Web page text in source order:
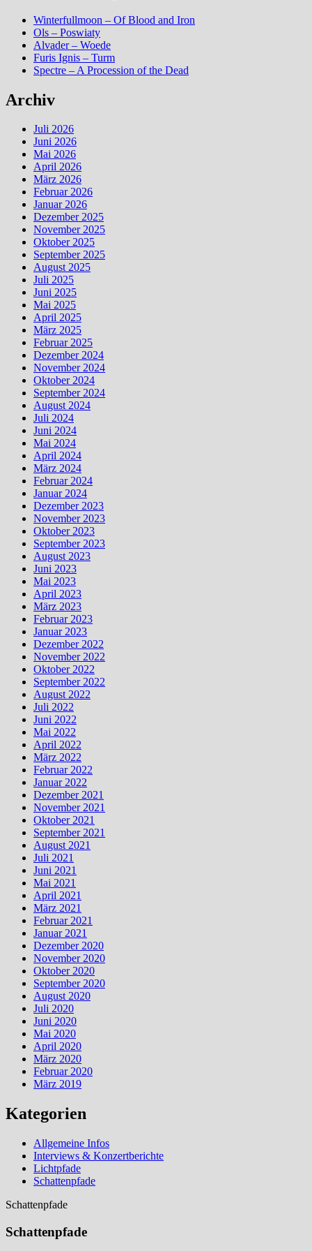
Winterfullmoon – Of Blood and Iron
Ols – Poswiaty
Alvader – Woede
Furis Ignis – Turm
Spectre – A Procession of the Dead
Archiv
Juli 2026
Juni 2026
Mai 2026
April 2026
März 2026
Februar 2026
Januar 2026
Dezember 2025
November 2025
Oktober 2025
September 2025
August 2025
Juli 2025
Juni 2025
Mai 2025
April 2025
März 2025
Februar 2025
Dezember 2024
November 2024
Oktober 2024
September 2024
August 2024
Juli 2024
Juni 2024
Mai 2024
April 2024
März 2024
Februar 2024
Januar 2024
Dezember 2023
November 2023
Oktober 2023
September 2023
August 2023
Juni 2023
Mai 2023
April 2023
März 2023
Februar 2023
Januar 2023
Dezember 2022
November 2022
Oktober 2022
September 2022
August 2022
Juli 2022
Juni 2022
Mai 2022
April 2022
März 2022
Februar 2022
Januar 2022
Dezember 2021
November 2021
Oktober 2021
September 2021
August 2021
Juli 2021
Juni 2021
Mai 2021
April 2021
März 2021
Februar 2021
Januar 2021
Dezember 2020
November 2020
Oktober 2020
September 2020
August 2020
Juli 2020
Juni 2020
Mai 2020
April 2020
März 2020
Februar 2020
März 2019
Kategorien
Allgemeine Infos
Interviews & Konzertberichte
Lichtpfade
Schattenpfade
Schattenpfade
Schattenpfade